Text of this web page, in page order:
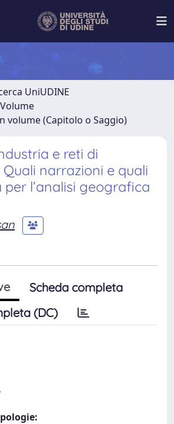
UniUDINE
volume (Capitolo o Saggio)
e reti di
narrazioni e quali
l’analisi geografica
Scheda completa
(DC)